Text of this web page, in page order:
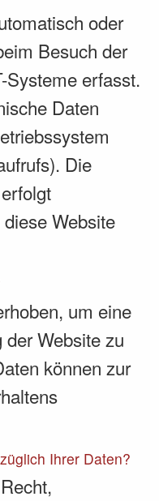
oder
Besuch der
Systeme erfasst.
Daten
Die
Website
um eine
Website zu
können zur
Ihrer Daten?